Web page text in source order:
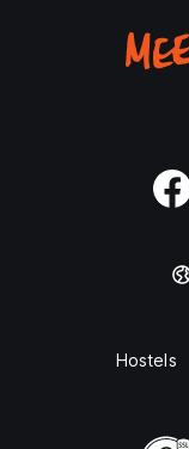
Hostels